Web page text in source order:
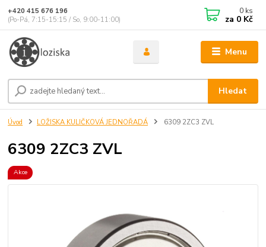
Menu
Hledat
+420 415 676 196
(Po-Pá, 7:15-15:15 / So, 9:00-11:00)
0 ks
za 0 Kč
Úvod LOŽISKA KULIČKOVÁ JEDNOŘADÁ 6309 2ZC3 ZVL
6309 2ZC3 ZVL
Akce